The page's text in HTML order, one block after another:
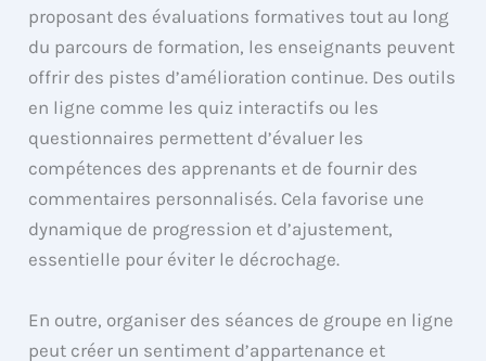
proposant des évaluations formatives tout au long
du parcours de formation, les enseignants peuvent
offrir des pistes d’amélioration continue. Des outils
en ligne comme les quiz interactifs ou les
questionnaires permettent d’évaluer les
compétences des apprenants et de fournir des
commentaires personnalisés. Cela favorise une
dynamique de progression et d’ajustement,
essentielle pour éviter le décrochage.
En outre, organiser des séances de groupe en ligne
peut créer un sentiment d’appartenance et